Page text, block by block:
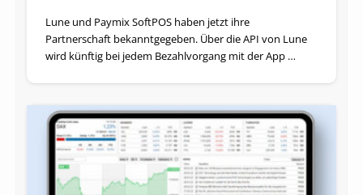
Lune und Paymix SoftPOS haben jetzt ihre
Partnerschaft bekanntgegeben. Über die API von Lune
wird künftig bei jedem Bezahlvorgang mit der App …